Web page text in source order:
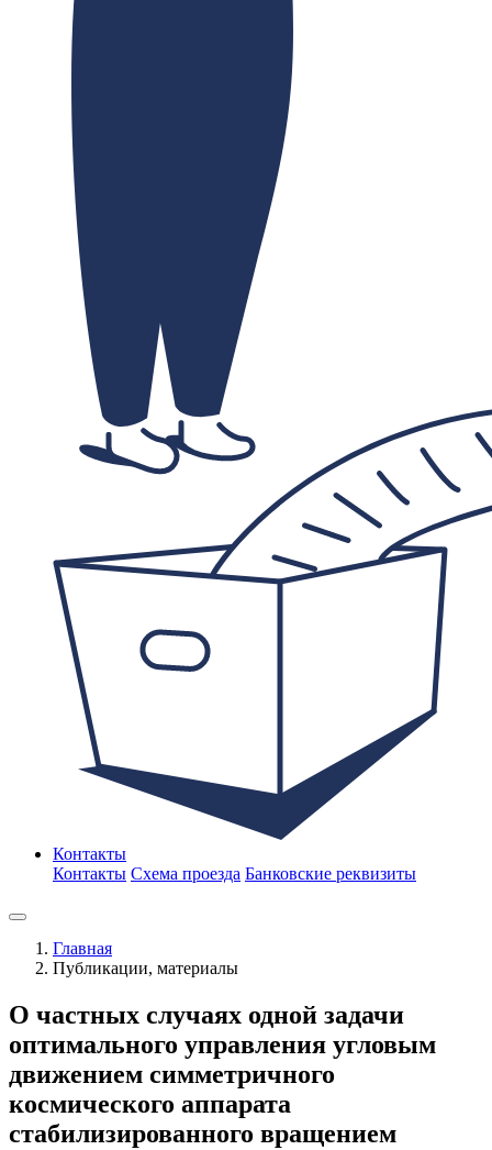
Контакты
Контакты Схема проезда Банковские реквизиты
Главная
Публикации, материалы
О частных случаях одной задачи
оптимального управления угловым
движением симметричного
космического аппарата
стабилизированного вращением